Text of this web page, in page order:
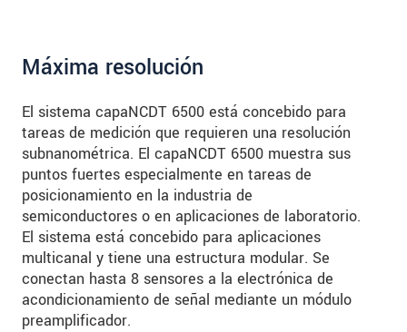
Máxima resolución
El sistema capaNCDT 6500 está concebido para
tareas de medición que requieren una resolución
subnanométrica. El capaNCDT 6500 muestra sus
puntos fuertes especialmente en tareas de
posicionamiento en la industria de
semiconductores o en aplicaciones de laboratorio.
El sistema está concebido para aplicaciones
multicanal y tiene una estructura modular. Se
conectan hasta 8 sensores a la electrónica de
acondicionamiento de señal mediante un módulo
preamplificador.